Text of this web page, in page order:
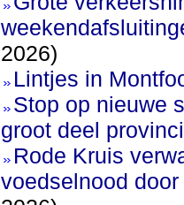
2026)
Lintjes in
Stop op nieuwe
groot deel
Rode Kruis
voedselnood